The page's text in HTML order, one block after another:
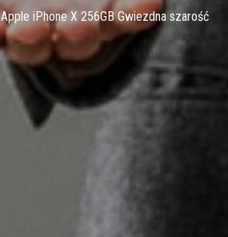
Apple iPhone X 256GB Gwiezdna szarość